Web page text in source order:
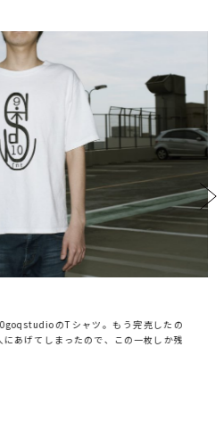
のTシャツ。もう完売したの
あげてしまったので、この一枚しか残